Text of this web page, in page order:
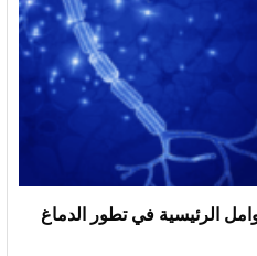
الرئيسية في تطور الدماغ